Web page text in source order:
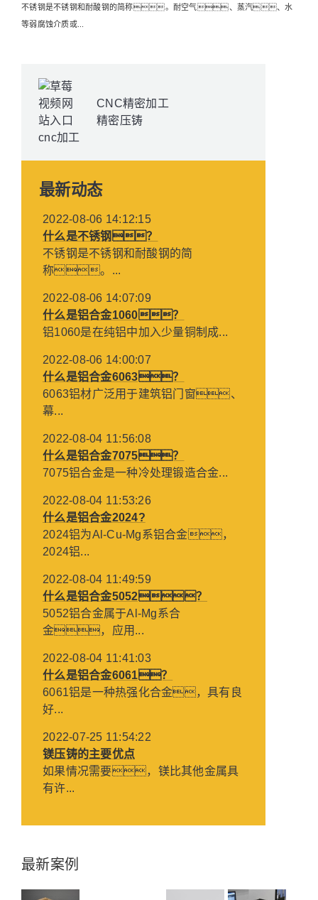
不锈钢是不锈钢和耐酸钢的简称。耐空气、蒸汽、水
等弱腐蚀介质或...
CNC精密加工
精密压铸
最新动态
2022-08-06 14:12:15
什么是不锈钢？
不锈钢是不锈钢和耐酸钢的简
称。...
2022-08-06 14:07:09
什么是铝合金1060？
铝1060是在纯铝中加入少量铜制成...
2022-08-06 14:00:07
什么是铝合金6063？
6063铝材广泛用于建筑铝门窗、
幕...
2022-08-04 11:56:08
什么是铝合金7075？
7075铝合金是一种冷处理锻造合金...
2022-08-04 11:53:26
什么是铝合金2024?
2024铝为Al-Cu-Mg系铝合金，
2024铝...
2022-08-04 11:49:59
什么是铝合金5052？
5052铝合金属于Al-Mg系合
金，应用...
2022-08-04 11:41:03
什么是铝合金6061？
6061铝是一种热强化合金，具有良
好...
2022-07-25 11:54:22
镁压铸的主要优点
如果情况需要，镁比其他金属具
有许...
最新案例